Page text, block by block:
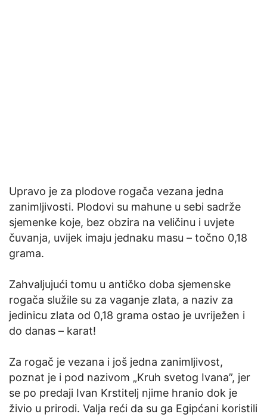
Upravo je za plodove rogača vezana jedna
zanimljivosti. Plodovi su mahune u sebi sadrže
sjemenke koje, bez obzira na veličinu i uvjete
čuvanja, uvijek imaju jednaku masu – točno 0,18
grama.
Zahvaljujući tomu u antičko doba sjemenske
rogača služile su za vaganje zlata, a naziv za
jedinicu zlata od 0,18 grama ostao je uvriježen i
do danas – karat!
Za rogač je vezana i još jedna zanimljivost,
poznat je i pod nazivom „Kruh svetog Ivana”, jer
se po predaji Ivan Krstitelj njime hranio dok je
živio u prirodi. Valja reći da su ga Egipćani koristili